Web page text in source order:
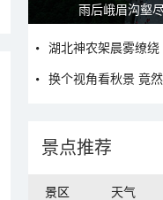
雨后峨眉沟壑
湖北神农架晨雾缭绕
换个视角看秋景 竟然
景点推荐
景区 天气